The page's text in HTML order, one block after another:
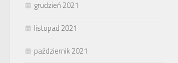
grudzień 2021
listopad 2021
październik 2021